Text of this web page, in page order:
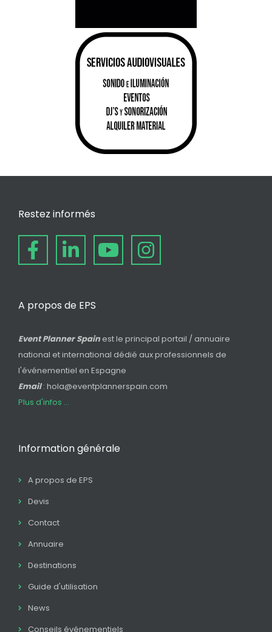
Restez informés
A propos de EPS
Event Planner Spain est le principal portail / annuaire
national et international dédié aux professionnels de
l'événementiel en Espagne
Email: hola@eventplannerspain.com
Plus d'infos ...
Information générale
A propos de EPS
Devis
Contact
Annuaire
Destinations
Guide d'utilisation
News
Conseils événementiels